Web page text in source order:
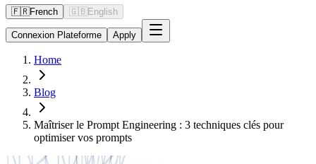
🇫🇷French 🇬🇧 English
Connexion Plateforme Apply
Home
Blog
Maîtriser le Prompt Engineering : 3 techniques clés pour
optimiser vos prompts